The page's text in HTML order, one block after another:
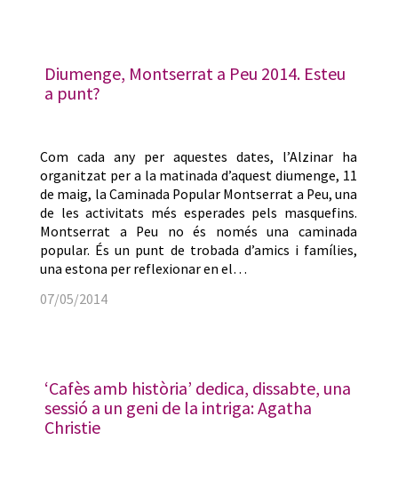
Diumenge, Montserrat a Peu 2014. Esteu
a punt?
Com cada any per aquestes dates, l’Alzinar ha
organitzat per a la matinada d’aquest diumenge, 11
de maig, la Caminada Popular Montserrat a Peu, una
de les activitats més esperades pels masquefins.
Montserrat a Peu no és només una caminada
popular. És un punt de trobada d’amics i famílies,
una estona per reflexionar en el…
07/05/2014
‘Cafès amb història’ dedica, dissabte, una
sessió a un geni de la intriga: Agatha
Christie